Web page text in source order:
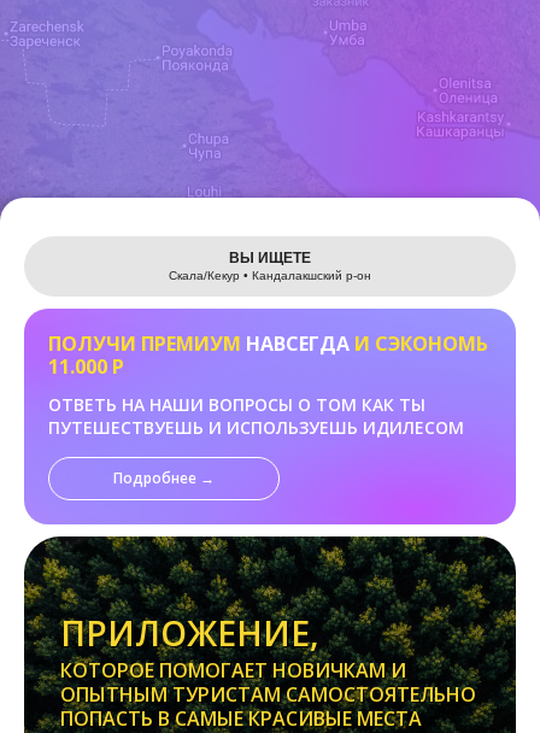
Leaflet
ВЫ ИЩЕТЕ
Скала/Кекур • Кандалакшский р-он
ПОЛУЧИ ПРЕМИУМ НАВСЕГДА И СЭКОНОМЬ
11.000 Р
ОТВЕТЬ НА НАШИ ВОПРОСЫ О ТОМ КАК ТЫ
ПУТЕШЕСТВУЕШЬ И ИСПОЛЬЗУЕШЬ ИДИЛЕСОМ
Подробнее →
ПРИЛОЖЕНИЕ,
КОТОРОЕ ПОМОГАЕТ НОВИЧКАМ И
ОПЫТНЫМ ТУРИСТАМ САМОСТОЯТЕЛЬНО
ПОПАСТЬ В САМЫЕ КРАСИВЫЕ МЕСТА